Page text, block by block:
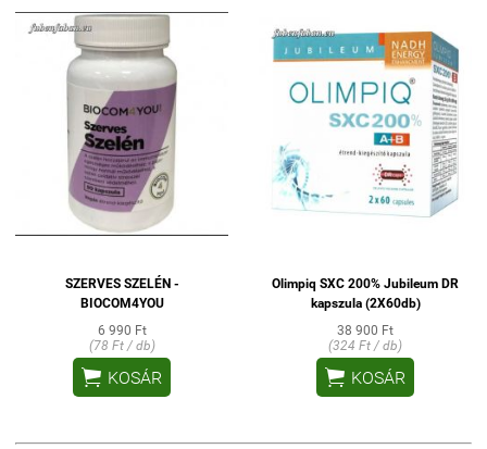
SZERVES SZELÉN -
BIOCOM4YOU
6 990 Ft
(78 Ft / db)
 KOSÁR
Olimpiq SXC 200% Jubileum DR
kapszula (2X60db)
38 900 Ft
(324 Ft / db)
 KOSÁR